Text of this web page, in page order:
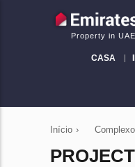
Property in UAE
CASA
Início ›